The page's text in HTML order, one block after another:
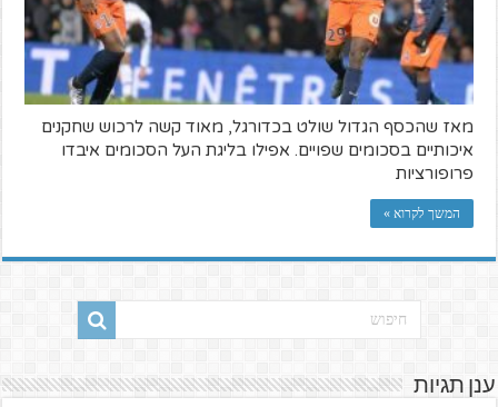
מאז שהכסף הגדול שולט בכדורגל, מאוד קשה לרכוש שחקנים
איכותיים בסכומים שפויים. אפילו בליגת העל הסכומים איבדו
פרופורציות
המשך לקרוא »
ענן תגיות